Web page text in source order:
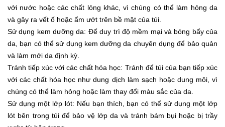
với nước hoặc các chất lỏng khác, vì chúng có thể làm hỏng da
và gây ra vết ố hoặc ẩm ướt trên bề mặt của túi.
Sử dụng kem dưỡng da: Để duy trì độ mềm mại và bóng bẩy của
da, bạn có thể sử dụng kem dưỡng da chuyên dụng để bảo quản
và làm mới da định kỳ.
Tránh tiếp xúc với các chất hóa học: Tránh để túi của bạn tiếp xúc
với các chất hóa học như dung dịch làm sạch hoặc dung môi, vì
chúng có thể làm hỏng hoặc làm thay đổi màu sắc của da.
Sử dụng một lớp lót: Nếu bạn thích, bạn có thể sử dụng một lớp
lót bên trong túi để bảo vệ lớp da và tránh bám bụi hoặc bị trầy